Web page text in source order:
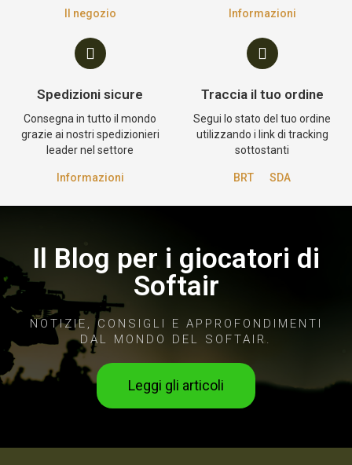
Il negozio Informazioni
Spedizioni sicure
Consegna in tutto il mondo
grazie ai nostri spedizionieri
leader nel settore
Informazioni
Traccia il tuo ordine
Segui lo stato del tuo ordine
utilizzando i link di tracking
sottostanti
BRT SDA
Il Blog per i giocatori di
Softair
NOTIZIE, CONSIGLI E APPROFONDIMENTI
DAL MONDO DEL SOFTAIR.
Leggi gli articoli